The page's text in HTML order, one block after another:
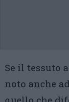
Se il tessuto
noto anche